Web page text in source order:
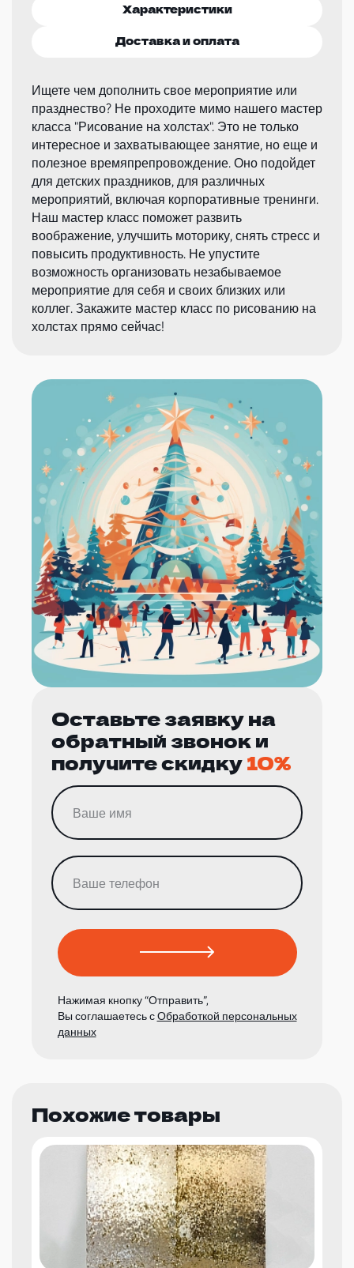
Характеристики
Доставка и оплата
Ищете чем дополнить свое мероприятие или
празднество? Не проходите мимо нашего мастер
класса "Рисование на холстах". Это не только
интересное и захватывающее занятие, но еще и
полезное времяпрепровождение. Оно подойдет
для детских праздников, для различных
мероприятий, включая корпоративные тренинги.
Наш мастер класс поможет развить
воображение, улучшить моторику, снять стресс и
повысить продуктивность. Не упустите
возможность организовать незабываемое
мероприятие для себя и своих близких или
коллег. Закажите мастер класс по рисованию на
холстах прямо сейчас!
Оставьте заявку на
обратный звонок и
получите скидку10%
Нажимая кнопку “Отправить”,
Вы соглашаетесь сОбработкой персональных
данных
Похожие товары